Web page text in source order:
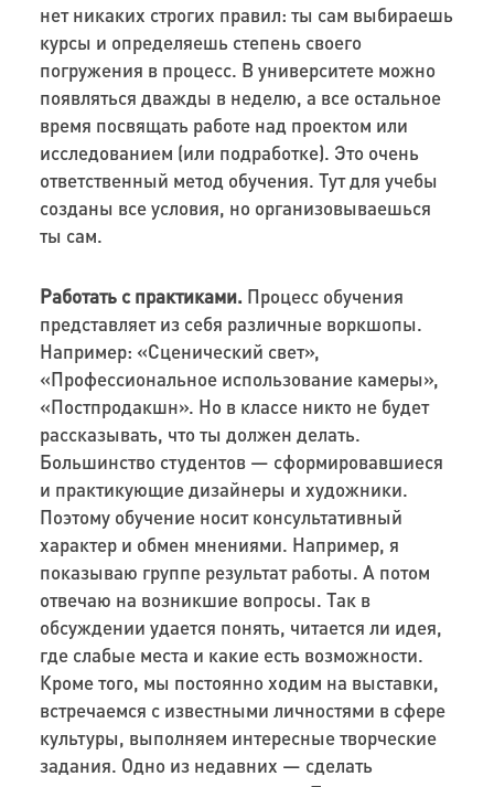
нет никаких строгих правил: ты сам выбираешь
курсы и определяешь степень своего
погружения в процесс. В университете можно
появляться дважды в неделю, а все остальное
время посвящать работе над проектом или
исследованием (или подработке). Это очень
ответственный метод обучения. Тут для учебы
созданы все условия, но организовываешься
ты сам.
Работать с практиками. Процесс обучения
представляет из себя различные воркшопы.
Например: «Сценический свет»,
«Профессиональное использование камеры»,
«Постпродакшн». Но в классе никто не будет
рассказывать, что ты должен делать.
Большинство студентов — сформировавшиеся
и практикующие дизайнеры и художники.
Поэтому обучение носит консультативный
характер и обмен мнениями. Например, я
показываю группе результат работы. А потом
отвечаю на возникшие вопросы. Так в
обсуждении удается понять, читается ли идея,
где слабые места и какие есть возможности.
Кроме того, мы постоянно ходим на выставки,
встречаемся с известными личностями в сфере
культуры, выполняем интересные творческие
задания. Одно из недавних — сделать